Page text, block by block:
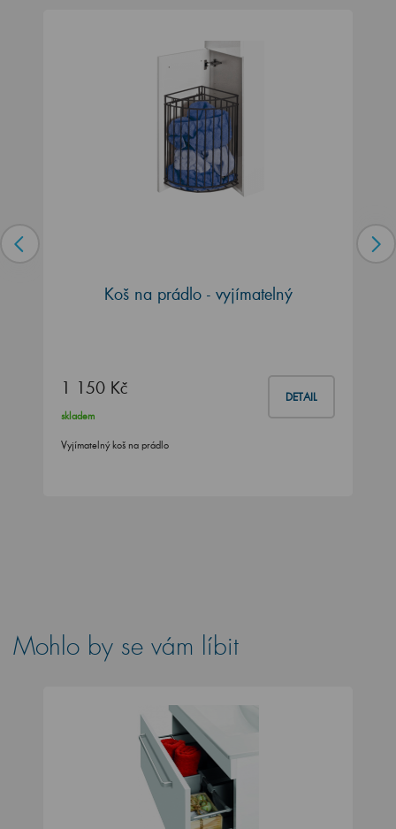
Koš na prádlo - vyjímatelný
1 150 Kč DETAIL
skladem
Vyjímatelný koš na prádlo
Mohlo by se vám líbit